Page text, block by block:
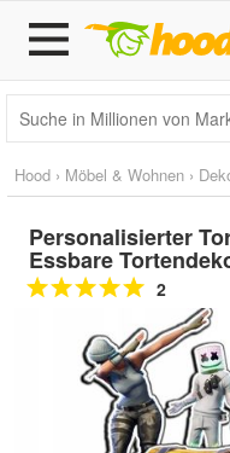
Hood › Möbel & Wohnen ›
Personalisierter
Essbare
2